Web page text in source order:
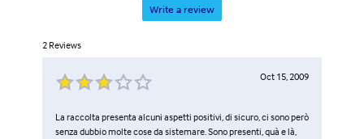
Write a review
2 Reviews
Oct 15, 2009
La raccolta presenta alcuni aspetti positivi, di sicuro, ci sono però
senza dubbio molte cose da sistemare. Sono presenti, quà e là,